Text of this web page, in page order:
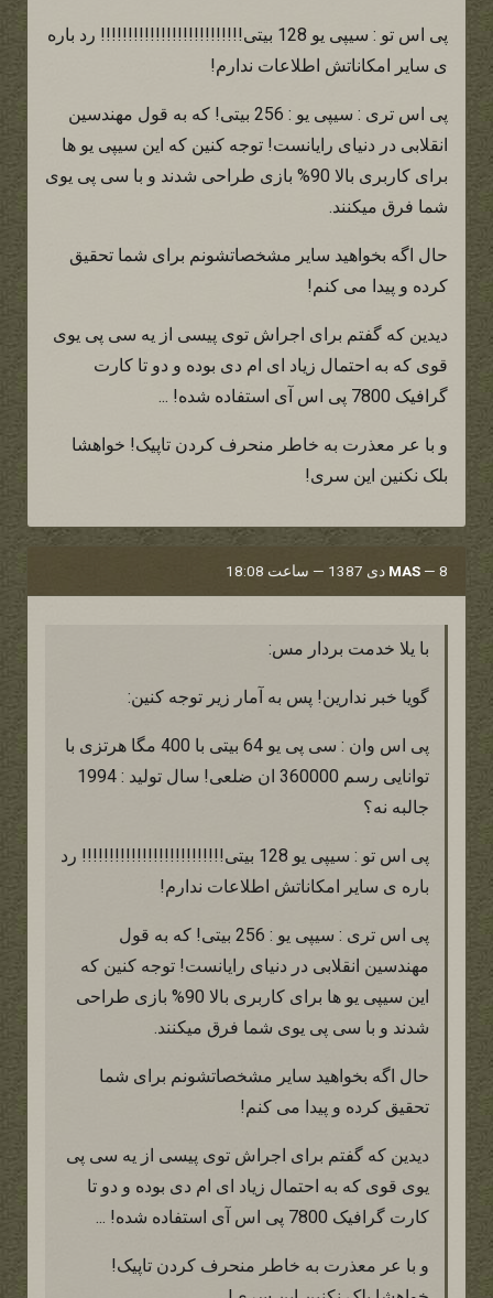
پی اس تو : سیپی یو 128 بیتی!!!!!!!!!!!!!!!!!!!!!!!!!! رد باره
ی سایر امکاناتش اطلاعات ندارم!
پی اس تری : سیپی یو : 256 بیتی! که به قول مهندسین
انقلابی در دنیای رایانست! توجه کنین که این سیپی یو ها
برای کاربری بالا 90% بازی طراحی شدند و با سی پی یوی
شما فرق میکنند.
حال اگه بخواهید سایر مشخصاتشونم برای شما تحقیق
کرده و پیدا می کنم!
دیدین که گفتم برای اجراش توی پیسی از یه سی پی یوی
قوی که به احتمال زیاد ای ام دی بوده و دو تا کارت
گرافیک 7800 پی اس آی استفاده شده! ...
و با عر معذرت به خاطر منحرف کردن تاپیک! خواهشا
بلک نکنین این سری!
MAS — 8 دی 1387 — ساعت 18:08
با یلا خدمت بردار مس:
گویا خبر ندارین! پس به آمار زیر توجه کنین:
پی اس وان : سی پی یو 64 بیتی با 400 مگا هرتزی با
توانایی رسم 360000 ان ضلعی! سال تولید : 1994
جالبه نه؟
پی اس تو : سیپی یو 128 بیتی!!!!!!!!!!!!!!!!!!!!!!!!!! رد
باره ی سایر امکاناتش اطلاعات ندارم!
پی اس تری : سیپی یو : 256 بیتی! که به قول
مهندسین انقلابی در دنیای رایانست! توجه کنین که
این سیپی یو ها برای کاربری بالا 90% بازی طراحی
شدند و با سی پی یوی شما فرق میکنند.
حال اگه بخواهید سایر مشخصاتشونم برای شما
تحقیق کرده و پیدا می کنم!
دیدین که گفتم برای اجراش توی پیسی از یه سی پی
یوی قوی که به احتمال زیاد ای ام دی بوده و دو تا
کارت گرافیک 7800 پی اس آی استفاده شده! ...
و با عر معذرت به خاطر منحرف کردن تاپیک!